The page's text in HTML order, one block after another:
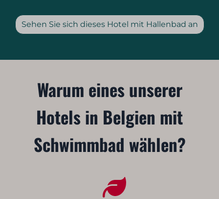
Sehen Sie sich dieses Hotel mit Hallenbad an
Warum eines unserer
Hotels in Belgien mit
Schwimmbad wählen?